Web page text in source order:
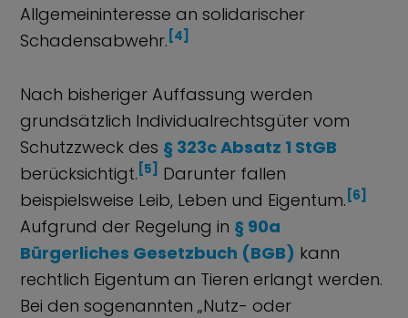
Allgemeininteresse an solidarischer
Schadensabwehr. [4]
Nach bisheriger Auffassung werden
grundsätzlich Individualrechtsgüter vom
Schutzzweck des § 323c Absatz 1 StGB
berücksichtigt. [5] Darunter fallen
beispielsweise Leib, Leben und Eigentum. [6]
Aufgrund der Regelung in § 90a
Bürgerliches Gesetzbuch (BGB) kann
rechtlich Eigentum an Tieren erlangt werden.
Bei den sogenannten „Nutz- oder